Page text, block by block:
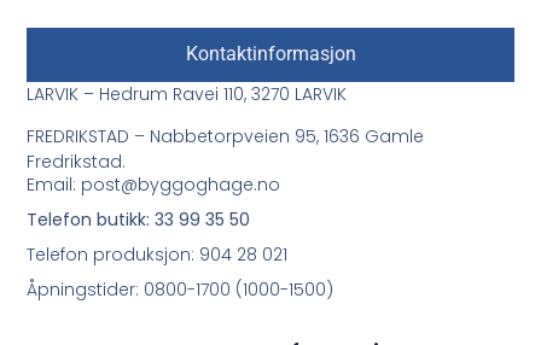
Kontaktinformasjon
LARVIK – Hedrum Ravei 110, 3270 LARVIK
FREDRIKSTAD – Nabbetorpveien 95, 1636 Gamle
Fredrikstad.
Email: post@byggoghage.no
Telefon butikk: 33 99 35 50
Telefon produksjon: 904 28 021
Åpningstider: 0800-1700 (1000-1500)